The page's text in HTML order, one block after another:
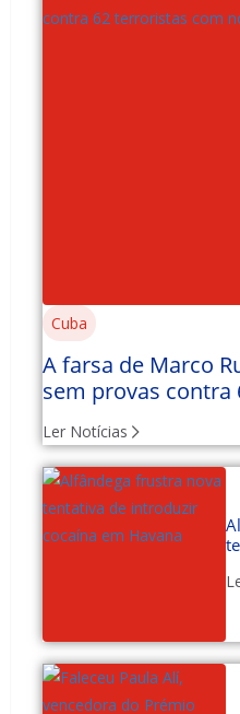
Cuba
A farsa de Marco
sem provas contra
Ler Notícias